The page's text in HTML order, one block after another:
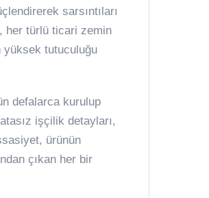
sarsıntıları
her türlü ticari zemin
yüksek tutuculuğu
defalarca kurulup
işçilik detayları,
ürünün
çıkan her bir